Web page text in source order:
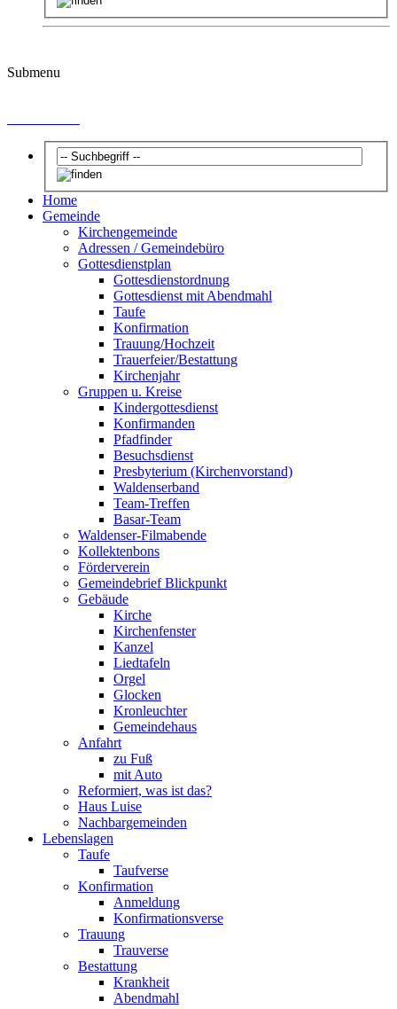
Submenu
Home
Gemeinde
Kirchengemeinde
Adressen / Gemeindebüro
Gottesdienstplan
Gottesdienstordnung
Gottesdienst mit Abendmahl
Taufe
Konfirmation
Trauung/Hochzeit
Trauerfeier/Bestattung
Kirchenjahr
Gruppen u. Kreise
Kindergottesdienst
Konfirmanden
Pfadfinder
Besuchsdienst
Presbyterium (Kirchenvorstand)
Waldenserband
Team-Treffen
Basar-Team
Waldenser-Filmabende
Kollektenbons
Förderverein
Gemeindebrief Blickpunkt
Gebäude
Kirche
Kirchenfenster
Kanzel
Liedtafeln
Orgel
Glocken
Kronleuchter
Gemeindehaus
Anfahrt
zu Fuß
mit Auto
Reformiert, was ist das?
Haus Luise
Nachbargemeinden
Lebenslagen
Taufe
Taufverse
Konfirmation
Anmeldung
Konfirmationsverse
Trauung
Trauverse
Bestattung
Krankheit
Abendmahl